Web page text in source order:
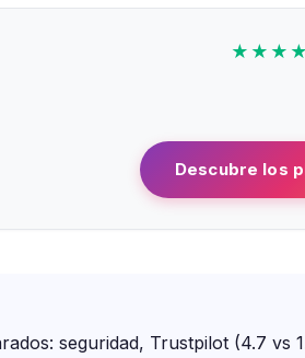
Descubre los
seguridad, Trustpilot (4.7 vs